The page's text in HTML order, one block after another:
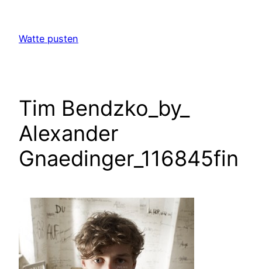
springen
Watte pusten
Tim Bendzko_by_
Alexander
Gnaedinger_116845fin